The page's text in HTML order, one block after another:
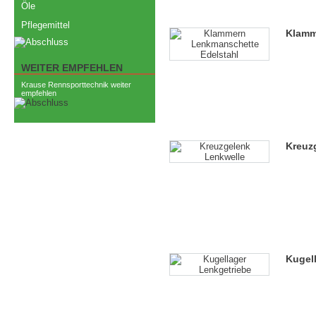
Öle
Pflegemittel
WEITER EMPFEHLEN
Krause Rennsporttechnik weiter
empfehlen